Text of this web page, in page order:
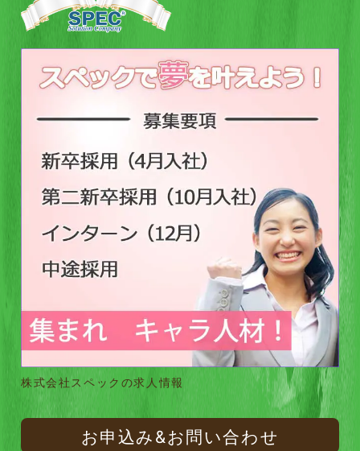
株式会社スペックの求人情報
お申込み&お問い合わせ